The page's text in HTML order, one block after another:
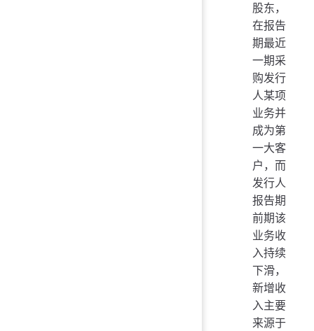
股东，
在报告
期最近
一期采
购发行
人某项
业务并
成为第
一大客
户，而
发行人
报告期
前期该
业务收
入持续
下滑，
新增收
入主要
来源于